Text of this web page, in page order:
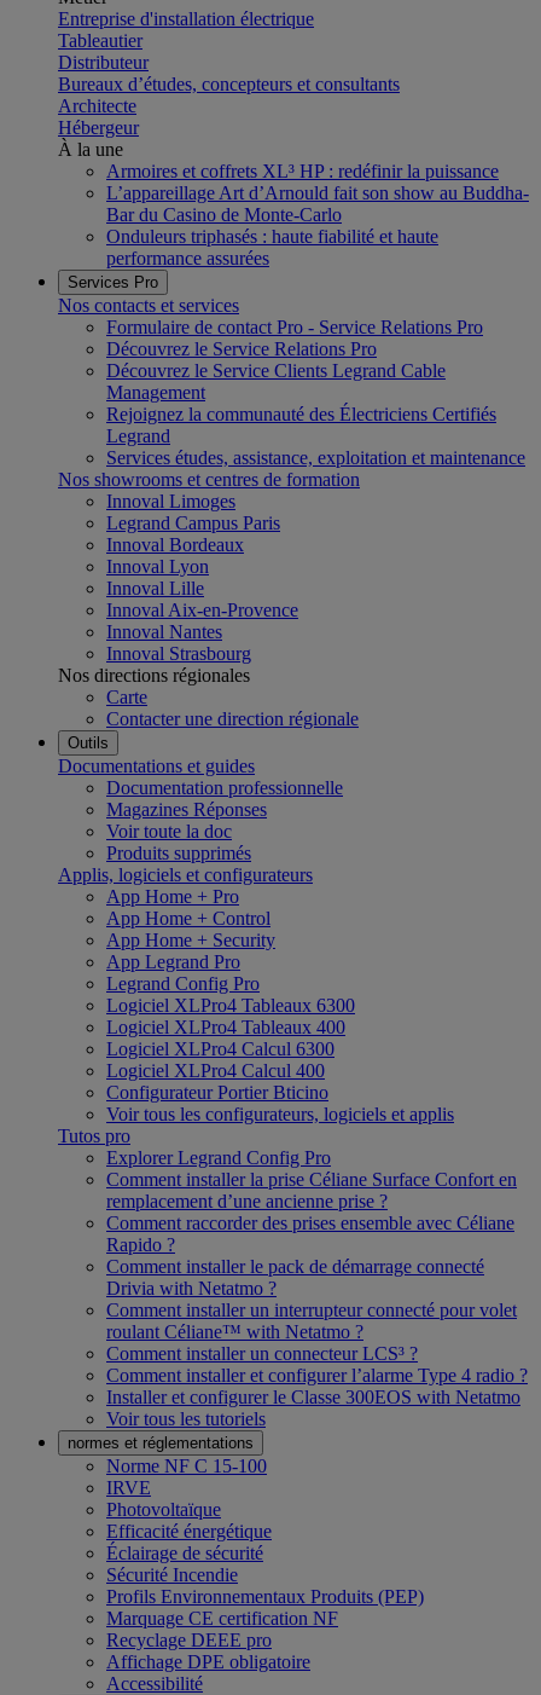
Entreprise d'installation électrique
Tableautier
Distributeur
Bureaux d’études, concepteurs et consultants
Architecte
Hébergeur
À la une
Armoires et coffrets XL³ HP : redéfinir la puissance
L’appareillage Art d’Arnould fait son show au Buddha-
Bar du Casino de Monte-Carlo
Onduleurs triphasés : haute fiabilité et haute
performance assurées
Services Pro
Nos contacts et services
Formulaire de contact Pro - Service Relations Pro
Découvrez le Service Relations Pro
Découvrez le Service Clients Legrand Cable
Management
Rejoignez la communauté des Électriciens Certifiés
Legrand
Services études, assistance, exploitation et maintenance
Nos showrooms et centres de formation
Innoval Limoges
Legrand Campus Paris
Innoval Bordeaux
Innoval Lyon
Innoval Lille
Innoval Aix-en-Provence
Innoval Nantes
Innoval Strasbourg
Nos directions régionales
Carte
Contacter une direction régionale
Outils
Documentations et guides
Documentation professionnelle
Magazines Réponses
Voir toute la doc
Produits supprimés
Applis, logiciels et configurateurs
App Home + Pro
App Home + Control
App Home + Security
App Legrand Pro
Legrand Config Pro
Logiciel XLPro4 Tableaux 6300
Logiciel XLPro4 Tableaux 400
Logiciel XLPro4 Calcul 6300
Logiciel XLPro4 Calcul 400
Configurateur Portier Bticino
Voir tous les configurateurs, logiciels et applis
Tutos pro
Explorer Legrand Config Pro
Comment installer la prise Céliane Surface Confort en
remplacement d’une ancienne prise ?
Comment raccorder des prises ensemble avec Céliane
Rapido ?
Comment installer le pack de démarrage connecté
Drivia with Netatmo ?
Comment installer un interrupteur connecté pour volet
roulant Céliane™ with Netatmo ?
Comment installer un connecteur LCS³ ?
Comment installer et configurer l’alarme Type 4 radio ?
Installer et configurer le Classe 300EOS with Netatmo
Voir tous les tutoriels
normes et réglementations
Norme NF C 15-100
IRVE
Photovoltaïque
Efficacité énergétique
Éclairage de sécurité
Sécurité Incendie
Profils Environnementaux Produits (PEP)
Marquage CE certification NF
Recyclage DEEE pro
Affichage DPE obligatoire
Accessibilité